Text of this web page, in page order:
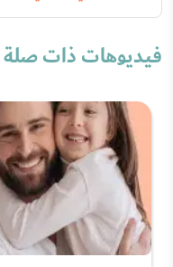
فيديوهات ذات صلة